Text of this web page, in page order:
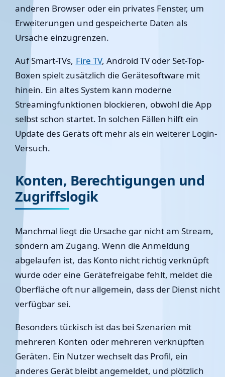
anderen Browser oder ein privates Fenster, um
Erweiterungen und gespeicherte Daten als
Ursache einzugrenzen.
Auf Smart-TVs, Fire TV, Android TV oder Set-Top-
Boxen spielt zusätzlich die Gerätesoftware mit
hinein. Ein altes System kann moderne
Streamingfunktionen blockieren, obwohl die App
selbst schon startet. In solchen Fällen hilft ein
Update des Geräts oft mehr als ein weiterer Login-
Versuch.
Konten, Berechtigungen und
Zugriffslogik
Manchmal liegt die Ursache gar nicht am Stream,
sondern am Zugang. Wenn die Anmeldung
abgelaufen ist, das Konto nicht richtig verknüpft
wurde oder eine Gerätefreigabe fehlt, meldet die
Oberfläche oft nur allgemein, dass der Dienst nicht
verfügbar sei.
Besonders tückisch ist das bei Szenarien mit
mehreren Konten oder mehreren verknüpften
Geräten. Ein Nutzer wechselt das Profil, ein
anderes Gerät bleibt angemeldet, und plötzlich